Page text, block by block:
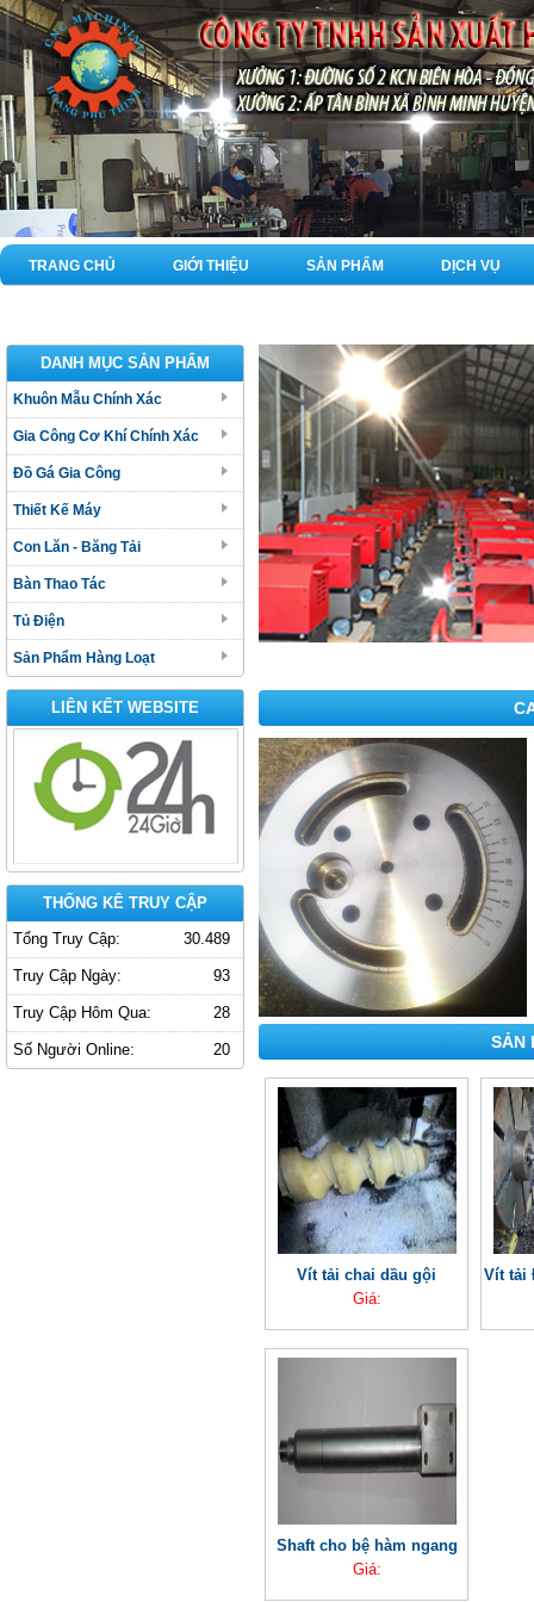
TRANG CHỦ GIỚI THIỆU SẢN PHẨM DỊCH VỤ
SẢN
Vít tải chai dầu gội
Giá:
Vít tải
Shaft cho bệ hàm ngang
Giá:
DANH MỤC SẢN PHẨM
Khuôn Mẫu Chính Xác
Gia Công Cơ Khí Chính Xác
Đồ Gá Gia Công
Thiết Kế Máy
Con Lăn - Băng Tải
Bàn Thao Tác
Tủ Điện
Sản Phẩm Hàng Loạt
LIÊN KẾT WEBSITE
THỐNG KÊ TRUY CẬP
30.489
Tổng Truy Cập:
93
Truy Cập Ngày:
28
Truy Cập Hôm Qua:
20
Số Người Online: